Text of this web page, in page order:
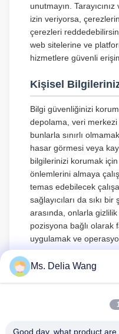
unutmayın.
izin veriyorsa,
çerezleri
web sitelerine ve
hizmetlere güvenli
Kişisel
Bilgi güvenliğinizi
depolama, veri
bunlarla sınırlı
hasar görmesi veya
bilgilerinizi korumak
önlemlerini almaya
temas edebilecek
sağlayıcıları da sıkı
arasında, onlarla
pozisyona bağlı olarak
uygulamak ve
Küçüklerin
veriyoruz. Eğer bir
kullanmasını veya
Ms. Delia Wang
Good day, what product